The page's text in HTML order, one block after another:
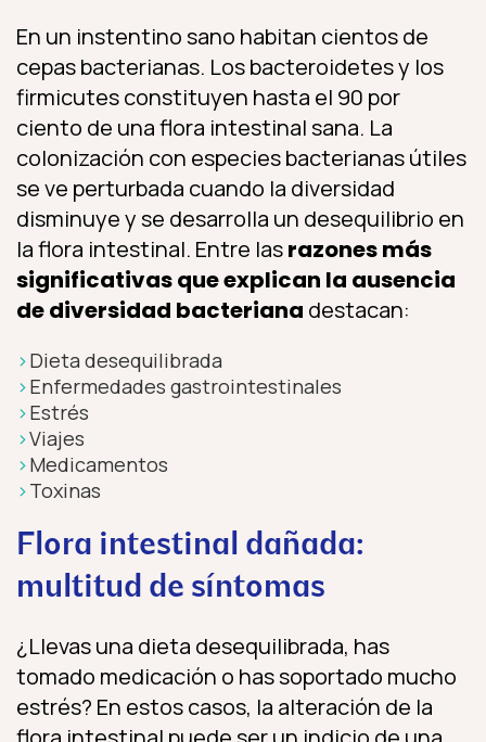
En un instentino sano habitan cientos de
cepas bacterianas. Los bacteroidetes y los
firmicutes constituyen hasta el 90 por
ciento de una flora intestinal sana. La
colonización con especies bacterianas útiles
se ve perturbada cuando la diversidad
disminuye y se desarrolla un desequilibrio en
la flora intestinal. Entre lasrazones más
significativas que explican la ausencia
de diversidad bacteriana destacan:
Dieta desequilibrada
Enfermedades gastrointestinales
Estrés
Viajes
Medicamentos
Toxinas
Flora intestinal dañada:
multitud de síntomas
¿Llevas una dieta desequilibrada, has
tomado medicación o has soportado mucho
estrés? En estos casos, la alteración de la